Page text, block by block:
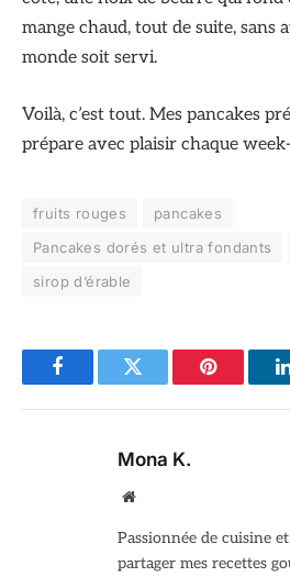
mange chaud, tout de suite, sans
monde soit servi.
Voilà, c’est tout. Mes pancakes
prépare avec plaisir chaque
fruits rouges
pancakes
Pancakes dorés et ultra fondants
sirop d’érable
FacebookTwitter Pinterest
Mona K.
Site
Passionnée de cuisine
partager mes recettes